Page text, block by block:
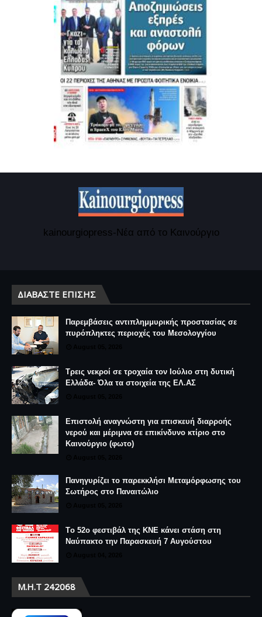
kainourgiopress-Νέα από το Καινούργιο
ΔΙΑΒΆΣΤΕ ΕΠΊΣΗΣ
Παρεμβάσεις αντιπλημμυρικής προστασίας σε
πυρόπληκτες περιοχές του Μεσολογγίου
Τρεις νεκροί σε τροχαία τον Ιούλιο στη δυτική
Ελλάδα- Όλα τα στοιχεία της ΕΛ.ΑΣ
Επιστολή αναγνώστη για επισκευή διαρροής
νερού και μέριμνα σε επικίνδυνο κτίριο στο
Καινούργιο (φωτο)
Πανηγυρίζει το παρεκκλήσι Μεταμόρφωσης του
Σωτήρος στο Παναιτώλιο
Tο 52ο φεστιβάλ της ΚΝΕ κάνει στάση στη
Ναύπακτο την Παρασκευή 7 Αυγούστου
Μ.Η.Τ 242068